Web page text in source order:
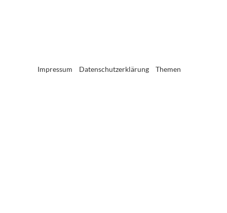
Impressum Datenschutzerklärung Themen